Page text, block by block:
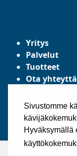
Sivustomme
Hyväksymällä
Yritys
Palvelut
Tuotteet
Ota yhteyttä
Yleiset